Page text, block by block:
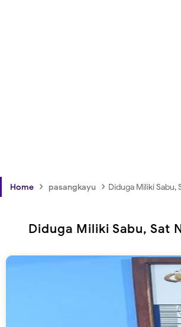
Home › pasangkayu › Diduga Miliki Sabu,
Diduga Miliki Sabu, Sat